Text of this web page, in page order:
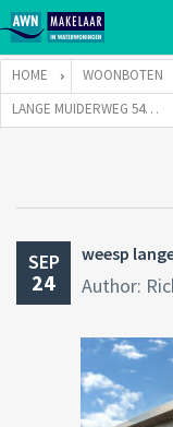
HOME WOONBOTEN
LANGE MUIDERWEG 544 TE 1382 LC WEESP
SEP
24
weesp
Author: